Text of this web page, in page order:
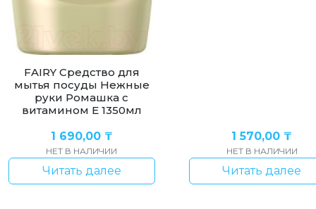
FAIRY Средство для
мытья посуды Нежные
руки Ромашка с
витамином Е 1350мл
1 690,00 ₸
НЕТ В НАЛИЧИИ
Читать далее
1 570,00 ₸
НЕТ В НАЛИЧИИ
Читать далее